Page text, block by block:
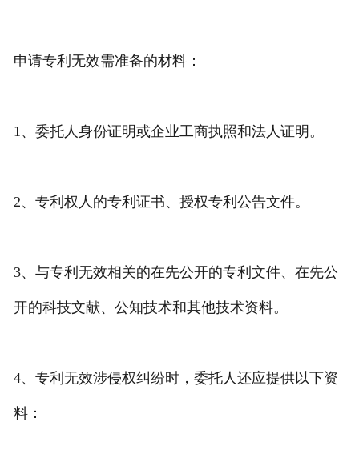
申请专利无效需准备的材料：
1、委托人身份证明或企业工商执照和法人证明。
2、专利权人的专利证书、授权专利公告文件。
3、与专利无效相关的在先公开的专利文件、在先公
开的科技文献、公知技术和其他技术资料。
4、专利无效涉侵权纠纷时，委托人还应提供以下资
料：